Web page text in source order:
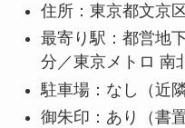
住所：東京都文京
最寄り駅：都営地
分／東京メトロ 南
駐車場：なし（近
御朱印：あり（書